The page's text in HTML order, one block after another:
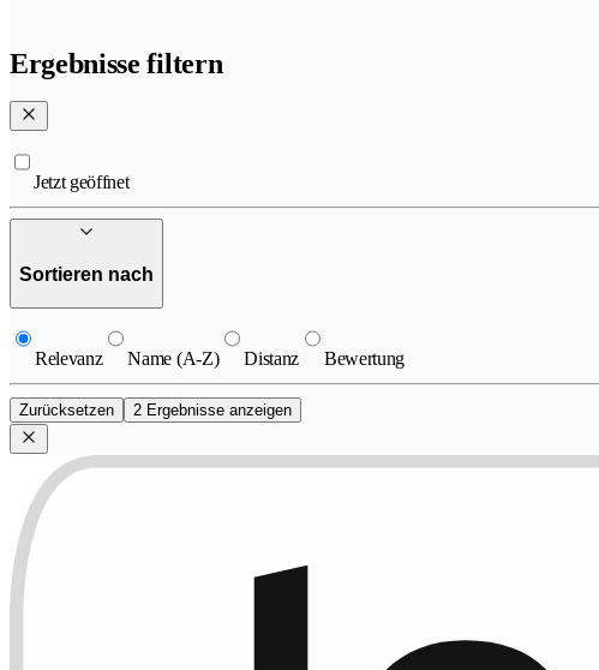
Ergebnisse filtern
Jetzt geöffnet
Sortieren nach
Relevanz Name (A-Z) Distanz Bewertung
Zurücksetzen 2 Ergebnisse anzeigen